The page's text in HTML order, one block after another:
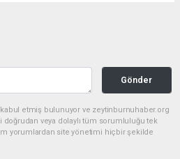
Gönder
kabul etmiş bulunuyor ve zeytinburnuhaber.org
doğrudan veya dolaylı tüm sorumluluğu tek
yorumlardan site yönetimi hiçbir şekilde